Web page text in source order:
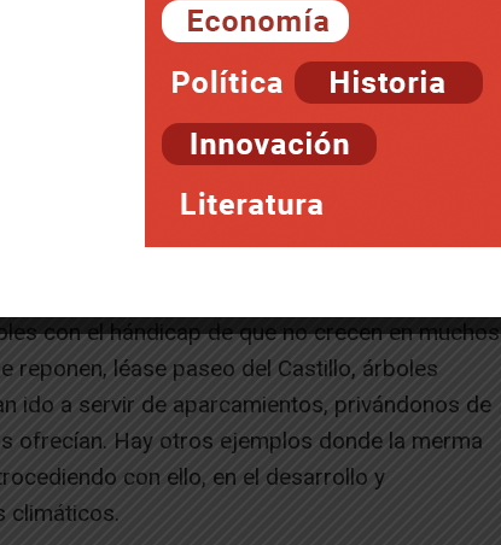
plazas y calles se ven siempre afectadas por
construcción. Pondremos ejemplos como, la
de la Misericordia, Paseo del Castillo, Paseo
Herrerías, Paseo de los tilos, plaza del
en los diferentes proyectos, el debido
existentes.
que hay que destruir, es más, en algunos
con el hándicap de que no crecen en muchos
reponen, léase paseo del Castillo, árboles
ido a servir de aparcamientos, privándonos de
ofrecían. Hay otros ejemplos donde la merma
con ello, en el desarrollo y
climáticos.